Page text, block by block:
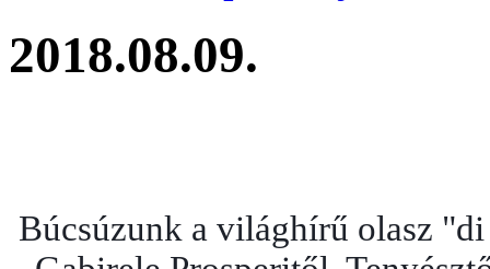
2018.08.09.
Búcsúzunk a világhírű olasz